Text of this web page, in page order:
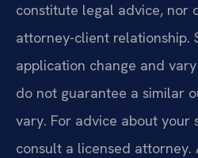
constitute legal advice, nor
attorney-client relationship.
application change and
do not guarantee a similar
vary. For advice about your
consult a licensed attorney.